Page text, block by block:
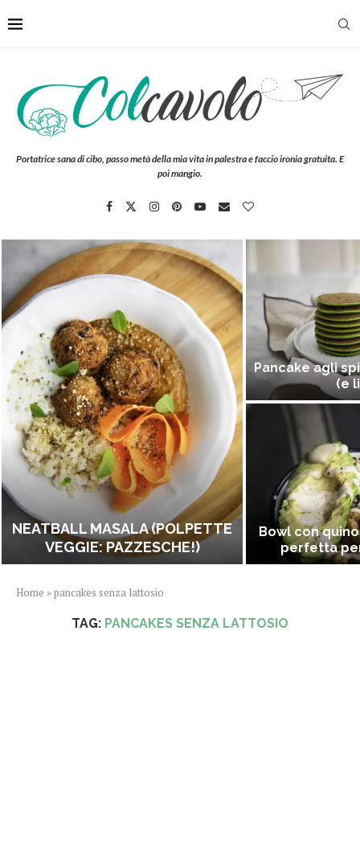
Portatrice sana di cibo, passo metà della mia vita in palestra e faccio ironia gratuita. E
poi mangio.
NEATBALL MASALA (POLPETTE
VEGGIE: PAZZESCHE!)
Pancake agli
(e
Bowl con
perfetta
Home »pancakes senza lattosio
TAG: PANCAKES SENZA LATTOSIO